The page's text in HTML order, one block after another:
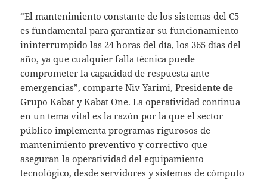
“El mantenimiento constante de los sistemas del C5
es fundamental para garantizar su funcionamiento
ininterrumpido las 24 horas del día, los 365 días del
año, ya que cualquier falla técnica puede
comprometer la capacidad de respuesta ante
emergencias”, comparte Niv Yarimi, Presidente de
Grupo Kabat y Kabat One. La operatividad continua
en un tema vital es la razón por la que el sector
público implementa programas rigurosos de
mantenimiento preventivo y correctivo que
aseguran la operatividad del equipamiento
tecnológico, desde servidores y sistemas de cómputo